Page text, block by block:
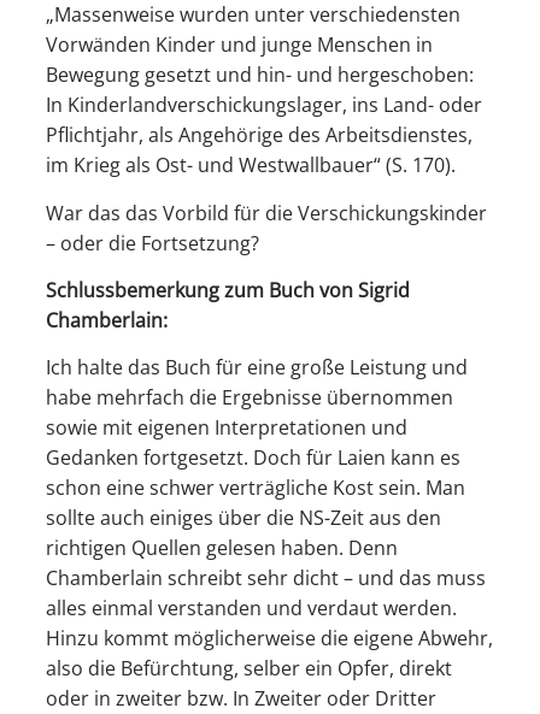
„Massenweise wurden unter verschiedensten
Vorwänden Kinder und junge Menschen in
Bewegung gesetzt und hin- und hergeschoben:
In Kinderlandverschickungslager, ins Land- oder
Pflichtjahr, als Angehörige des Arbeitsdienstes,
im Krieg als Ost- und Westwallbauer“ (S. 170).
War das das Vorbild für die Verschickungskinder
– oder die Fortsetzung?
Schlussbemerkung zum Buch von Sigrid
Chamberlain:
Ich halte das Buch für eine große Leistung und
habe mehrfach die Ergebnisse übernommen
sowie mit eigenen Interpretationen und
Gedanken fortgesetzt. Doch für Laien kann es
schon eine schwer verträgliche Kost sein. Man
sollte auch einiges über die NS-Zeit aus den
richtigen Quellen gelesen haben. Denn
Chamberlain schreibt sehr dicht – und das muss
alles einmal verstanden und verdaut werden.
Hinzu kommt möglicherweise die eigene Abwehr,
also die Befürchtung, selber ein Opfer, direkt
oder in zweiter bzw. In Zweiter oder Dritter